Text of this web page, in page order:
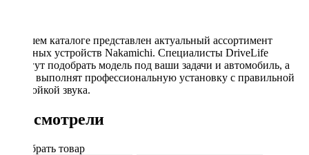
В нашем каталоге представлен актуальный ассортимент
головных устройств Nakamichi. Специалисты DriveLife
помогут подобрать модель под ваши задачи и автомобиль, а
также выполнят профессиональную установку с правильной
настройкой звука.
Вы смотрели
Подобрать товар